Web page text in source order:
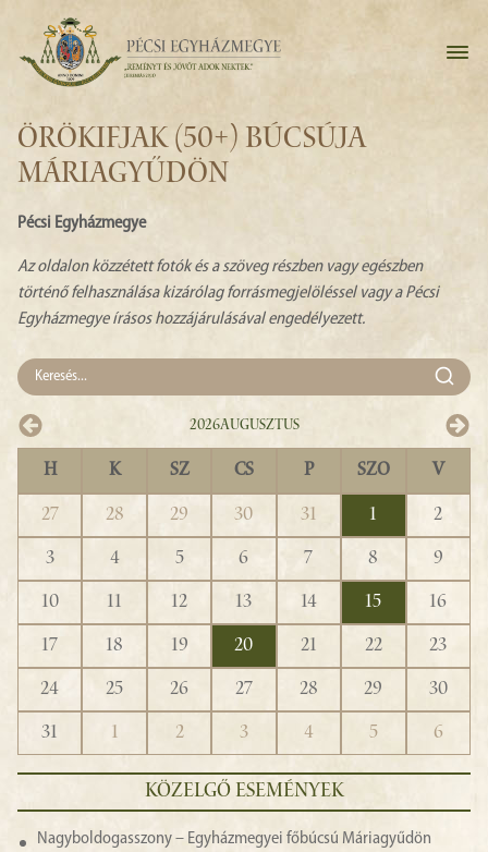
ÖRÖKIFJAK (50+) BÚCSÚJA
MÁRIAGYŰDÖN
Pécsi Egyházmegye
Az oldalon közzétett fotók és a szöveg részben vagy egészben
történő felhasználása kizárólag forrásmegjelöléssel vagy a Pécsi
Egyházmegye írásos hozzájárulásával engedélyezett.
2026Augusztus
H K SZ CS P SZO V
27 28 29 30 31 1
2
3
4 5 6 7 8
9
10
11 12 13 14 15
16
17
18 19 20 21 22
23
24
25 26 27 28 29
30
31
1 2 3 4 5 6
KÖZELGŐ ESEMÉNYEK
Nagyboldogasszony – Egyházmegyei főbúcsú Máriagyűdön